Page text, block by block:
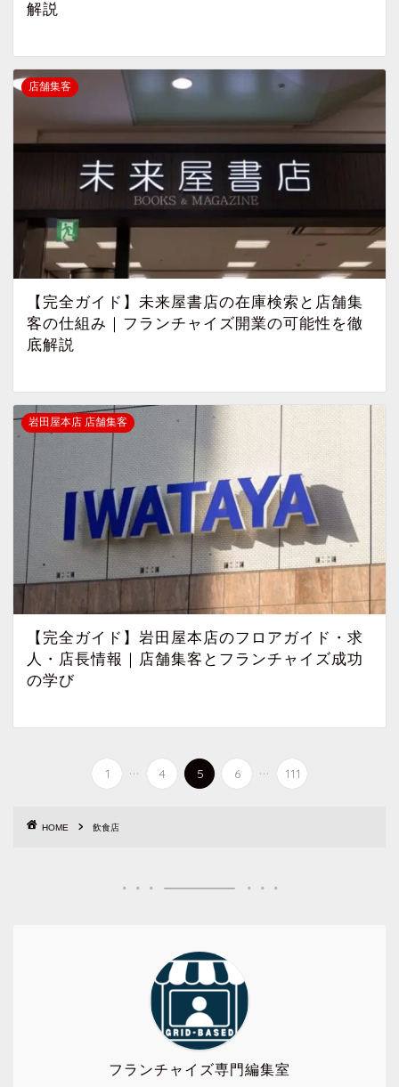
解説
店舗集客
【完全ガイド】未来屋書店の在庫検索と店舗集
客の仕組み｜フランチャイズ開業の可能性を徹
底解説
岩田屋本店 店舗集客
【完全ガイド】岩田屋本店のフロアガイド・求
人・店長情報｜店舗集客とフランチャイズ成功
の学び
1 ... 4 5 6 ... 111
HOME 飲食店
フランチャイズ専門編集室